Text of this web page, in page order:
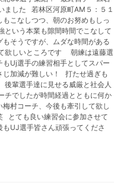
ました 若林区河原町AM５：５１
こなしつつ、朝のお努めもしっ
という本業も隙間時間でこなして
そうですが、ムダな時間がある
欲しいところです 朝練は遠藤選
選手の練習相手としてスパー
加減が難しい！ 打たせ過ぎも
後輩選手達に見せる威厳と社会人
チでしたが時間経過とともに何か
村コーチ、今後も牽引して欲し
とても良い練習会に参加させて
UJ選手皆さん頑張ってくださ